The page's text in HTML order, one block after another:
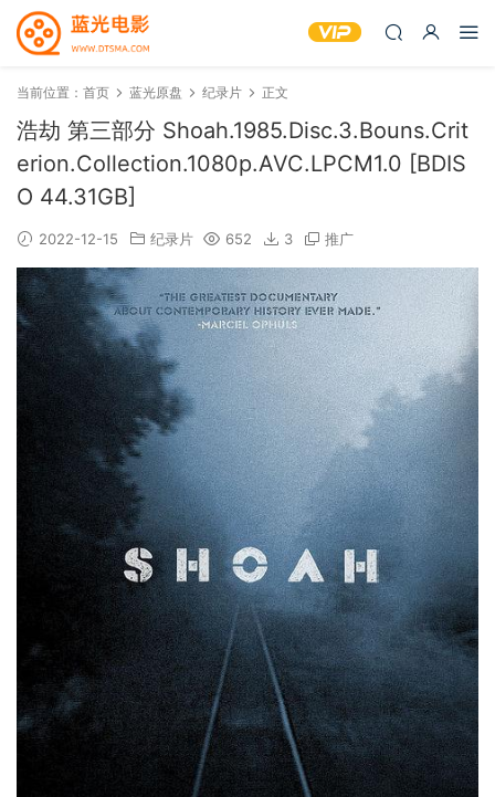
当前位置： 首页 蓝光原盘 纪录片 正文
浩劫 第三部分 Shoah.1985.Disc.3.Bouns.Crit
erion.Collection.1080p.AVC.LPCM1.0 [BDIS
O 44.31GB]
2022-12-15 纪录片 652 3 推广